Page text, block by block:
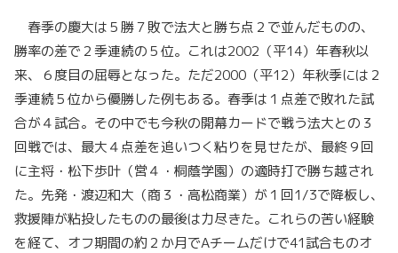
春季の慶大は５勝７敗で法大と勝ち点２で並んだものの、
勝率の差で２季連続の５位。これは2002（平14）年春秋以
来、６度目の屈辱となった。ただ2000（平12）年秋季には２
季連続５位から優勝した例もある。春季は１点差で敗れた試
合が４試合。その中でも今秋の開幕カードで戦う法大との３
回戦では、最大４点差を追いつく粘りを見せたが、最終９回
に主将・松下歩叶（営４・桐蔭学園）の適時打で勝ち越され
た。先発・渡辺和大（商３・高松商業）が１回1/3で降板し、
救援陣が粘投したものの最後は力尽きた。これらの苦い経験
を経て、オフ期間の約２か月でAチームだけで41試合ものオ